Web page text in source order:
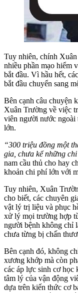
Tuy nhiên, chính
nhiều phần mạo hiểm
bắt đầu. Vì hầu hết,
bắt đầu chuyển sang
Bên cạnh câu chuyện
Xuân Trường về việc
viên người nước ngoài
lớn.
“300 triệu đồng một
gia, chưa kể những
nam cầu thủ cho hay
khoản chi phí lớn với
Tuy nhiên, Xuân
cho biết, các chuyên
vật lý trị liệu và phục
xử lý mọi trường hợp
người bệnh không chỉ
chưa từng bị chấn
Bên cạnh đó, không
xương khớp mà còn
các áp lực sinh cơ học
tâm lý của vận động
dựa trên kiến thức cơ